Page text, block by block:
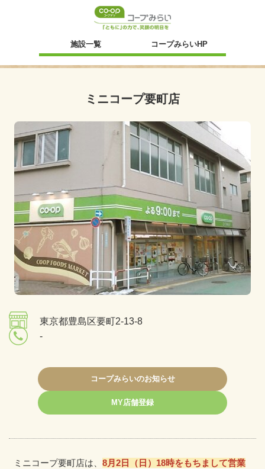
施設一覧 コープみらいHP新規ウィンドウ
ミニコープ要町店
東京都豊島区要町2-13-8
-
コープみらいのお知らせ
MY店舗登録
ミニコープ要町店は、 8月2日（日） 18時をもちまして営業